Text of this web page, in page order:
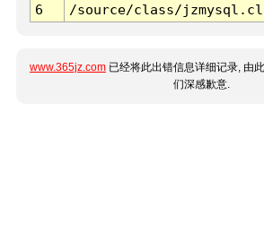
6
/source/class/
www.365jz.com 已经将此出错信息详细记录, 由
们深感歉意.